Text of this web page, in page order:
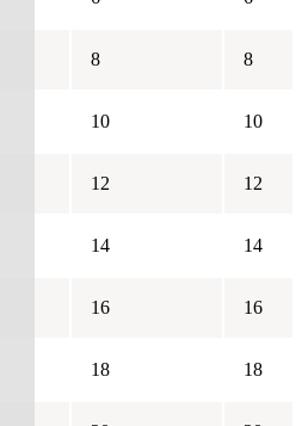
8 8
10 10
12 12
14 14
16 16
18 18